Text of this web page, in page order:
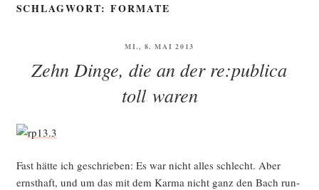
SCHLAGWORT:FORMATE
VERÖFFENTLICHT
MI., 8. MAI 2013
Zehn Dinge, die an der re:publica
toll waren
Fast hät­te ich geschrie­ben: Es war nicht alles schlecht. Aber
ernst­haft, und um das mit dem Kar­ma nicht ganz den Bach run­